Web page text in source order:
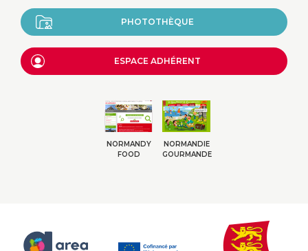
PHOTOTHÈQUE
ESPACE ADHÉRENT
NORMANDY
FOOD
NORMANDIE
GOURMANDE